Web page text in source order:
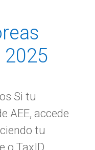
2025
Si tu
AEE, accede
tu
o TaxID